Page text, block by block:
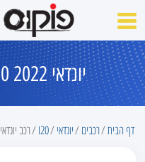
יונדאי I20 2022 יד שניה למכירה
דף הבית רכבים יונדאי I20 רכב יונדאי I20 יד שניה